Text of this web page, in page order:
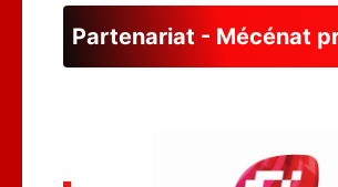
Partenariat - Mécénat